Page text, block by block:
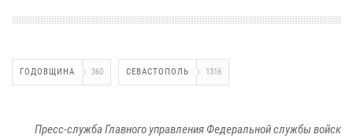
ГОДОВЩИНА 360 СЕВАСТОПОЛЬ 1316
Пресс-служба Главного управления Федеральной службы войск